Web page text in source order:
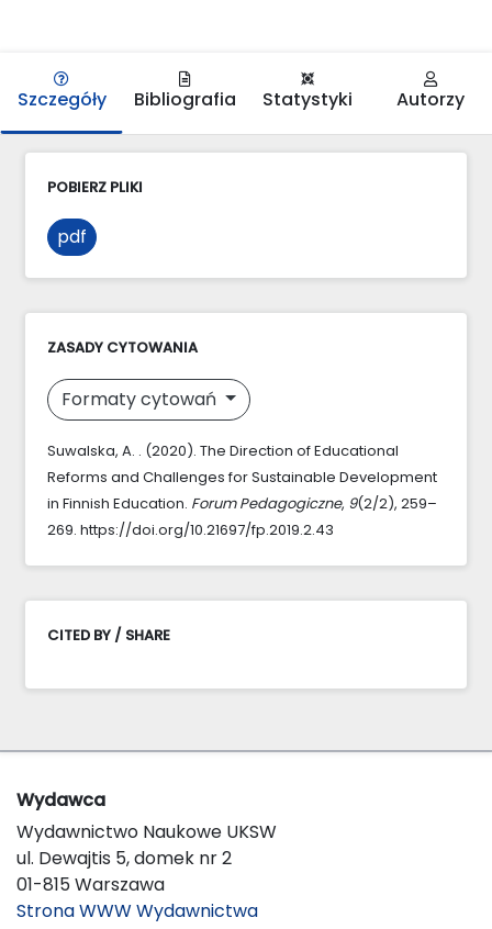
Szczegóły Bibliografia Statystyki Autorzy
POBIERZ PLIKI
pdf
ZASADY CYTOWANIA
Formaty cytowań
Suwalska, A. . (2020). The Direction of Educational
Reforms and Challenges for Sustainable Development
in Finnish Education. Forum Pedagogiczne, 9(2/2), 259–
269. https://doi.org/10.21697/fp.2019.2.43
CITED BY / SHARE
Wydawca
Wydawnictwo Naukowe UKSW
ul. Dewajtis 5, domek nr 2
01-815 Warszawa
Strona WWW Wydawnictwa